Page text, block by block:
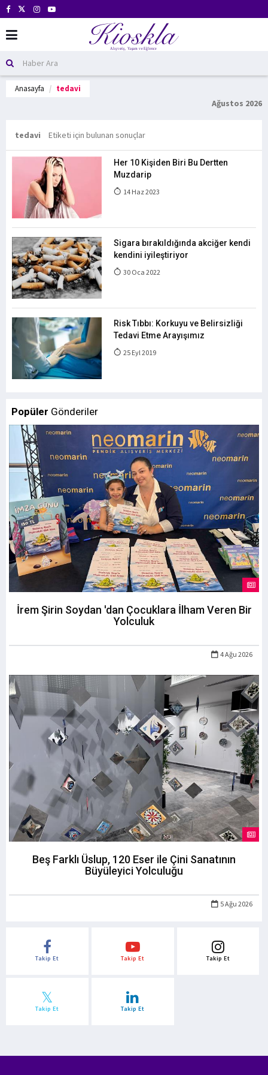
Anasayfa tedavi
Ağustos 2026
tedavi Etiketi için bulunan sonuçlar
Her 10 Kişiden Biri Bu Dertten
Muzdarip
14 Haz 2023
Sigara bırakıldığında akciğer kendi
kendini iyileştiriyor
30 Oca 2022
Risk Tıbbı: Korkuyu ve Belirsizliği
Tedavi Etme Arayışımız
25 Eyl 2019
Popüler Gönderiler
İrem Şirin Soydan 'dan Çocuklara İlham Veren Bir
Yolculuk
4 Ağu 2026
Beş Farklı Üslup, 120 Eser ile Çini Sanatının
Büyüleyici Yolculuğu
5 Ağu 2026
Takip Et Takip Et Takip Et
Takip Et Takip Et